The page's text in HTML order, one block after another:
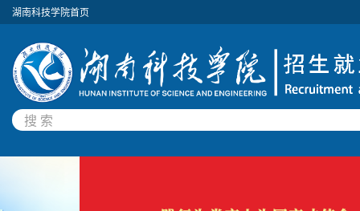
湖南科技学院首页